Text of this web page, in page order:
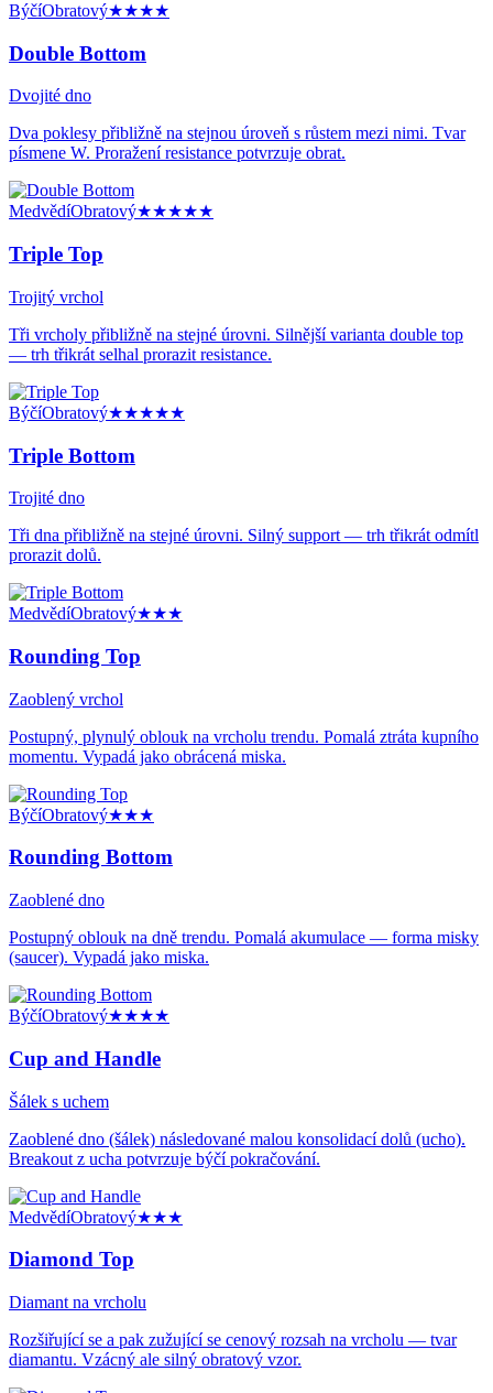
BýčíObratový★★★★
Double Bottom
Dvojité dno
Dva poklesy přibližně na stejnou úroveň s růstem mezi nimi. Tvar
písmene W. Proražení resistance potvrzuje obrat.
MedvědíObratový★★★★★
Triple Top
Trojitý vrchol
Tři vrcholy přibližně na stejné úrovni. Silnější varianta double top
— trh třikrát selhal prorazit resistance.
BýčíObratový★★★★★
Triple Bottom
Trojité dno
Tři dna přibližně na stejné úrovni. Silný support — trh třikrát odmítl
prorazit dolů.
MedvědíObratový★★★
Rounding Top
Zaoblený vrchol
Postupný, plynulý oblouk na vrcholu trendu. Pomalá ztráta kupního
momentu. Vypadá jako obrácená miska.
BýčíObratový★★★
Rounding Bottom
Zaoblené dno
Postupný oblouk na dně trendu. Pomalá akumulace — forma misky
(saucer). Vypadá jako miska.
BýčíObratový★★★★
Cup and Handle
Šálek s uchem
Zaoblené dno (šálek) následované malou konsolidací dolů (ucho).
Breakout z ucha potvrzuje býčí pokračování.
MedvědíObratový★★★
Diamond Top
Diamant na vrcholu
Rozšiřující se a pak zužující se cenový rozsah na vrcholu — tvar
diamantu. Vzácný ale silný obratový vzor.